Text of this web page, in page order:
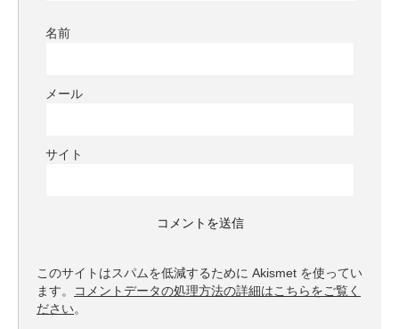
名前
メール
サイト
このサイトはスパムを低減するために Akismet を使ってい
ます。
コメントデータの処理方法の詳細はこちらをご覧く
ださい。